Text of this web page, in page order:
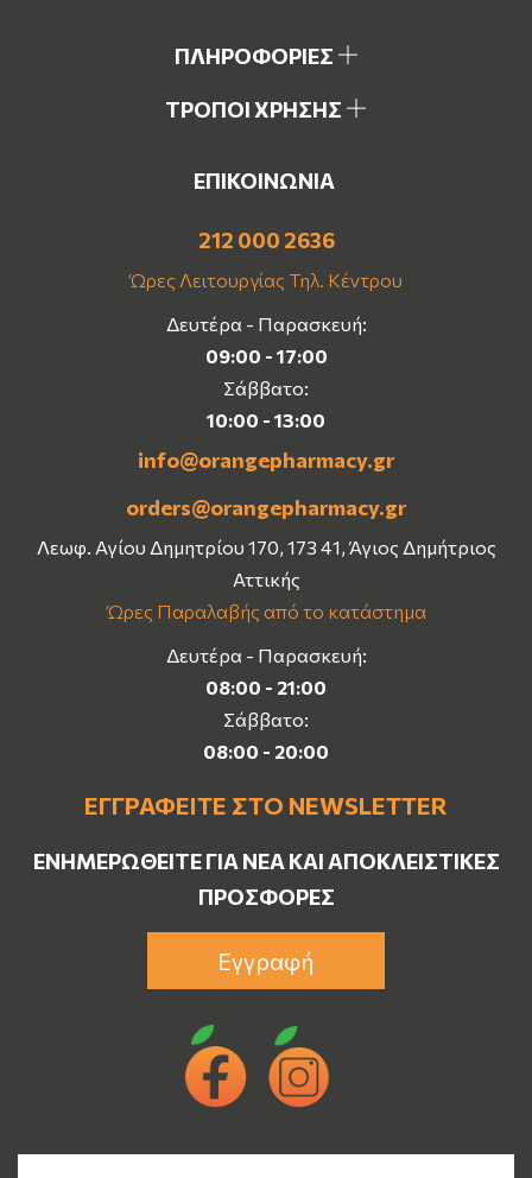
ΠΛΗΡΟΦΟΡΙΕΣ
ΤΡΟΠΟΙ ΧΡΗΣΗΣ
ΕΠΙΚΟΙΝΩΝΙΑ
212 000 2636
Ώρες Λειτουργίας Τηλ. Κέντρου
Δευτέρα - Παρασκευή:
09:00 - 17:00
Σάββατο:
10:00 - 13:00
info@orangepharmacy.gr
orders@orangepharmacy.gr
Λεωφ. Αγίου Δημητρίου 170, 173 41, Άγιος Δημήτριος
Αττικής
Ώρες Παραλαβής από το κατάστημα
Δευτέρα - Παρασκευή:
08:00 - 21:00
Σάββατο:
08:00 - 20:00
ΕΓΓΡΑΦΕΊΤΕ ΣΤΟ NEWSLETTER
ΕΝΗΜΕΡΩΘΕΊΤΕ ΓΙΑ ΝΈΑ ΚΑΙ ΑΠΟΚΛΕΙΣΤΙΚΈΣ
ΠΡΟΣΦΟΡΈΣ
Εγγραφή